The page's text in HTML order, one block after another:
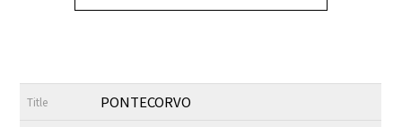
Title PONTECORVO